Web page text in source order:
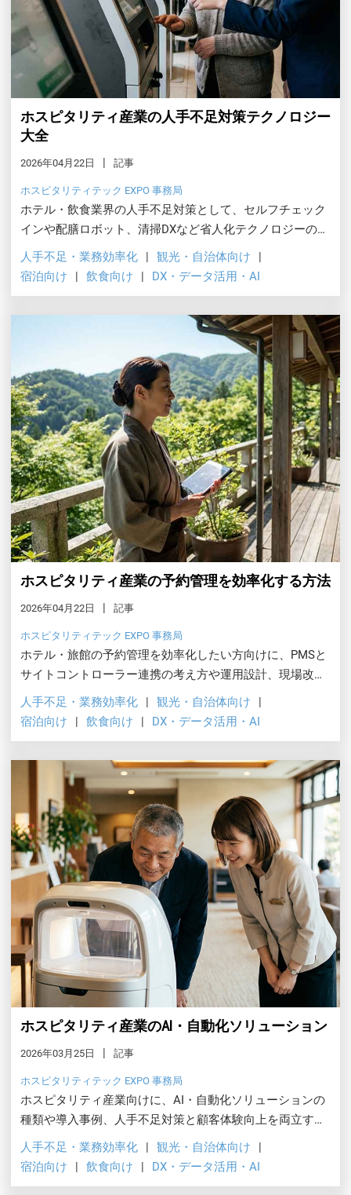
ホスピタリティ産業の人手不足対策テクノロジー
大全
2026年04月22日 記事
ホスピタリティテック EXPO 事務局
ホテル・飲食業界の人手不足対策として、セルフチェック
インや配膳ロボット、清掃DXなど省人化テクノロジーの選
び方と導入ポイントを解説します。
人手不足・業務効率化
観光・自治体向け
宿泊向け
飲食向け DX・データ活用・AI
ホスピタリティ産業の予約管理を効率化する方法
2026年04月22日 記事
ホスピタリティテック EXPO 事務局
ホテル・旅館の予約管理を効率化したい方向けに、PMSと
サイトコントローラー連携の考え方や運用設計、現場改善
につながるポイントを整理します。
人手不足・業務効率化
観光・自治体向け
宿泊向け
飲食向け DX・データ活用・AI
ホスピタリティ産業のAI・自動化ソリューション
2026年03月25日 記事
ホスピタリティテック EXPO 事務局
ホスピタリティ産業向けに、AI・自動化ソリューションの
種類や導入事例、人手不足対策と顧客体験向上を両立する
実践ポイントを解説します。
人手不足・業務効率化
観光・自治体向け
宿泊向け
飲食向け DX・データ活用・AI